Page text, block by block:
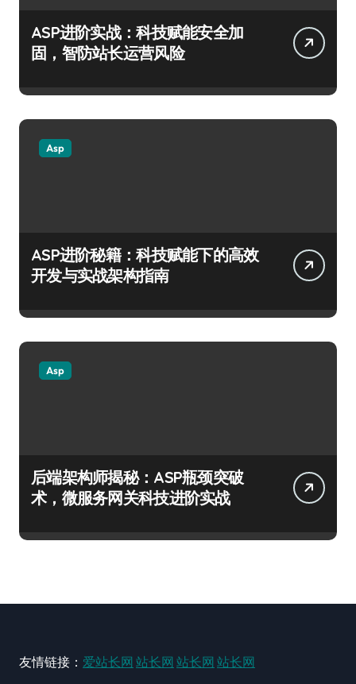
ASP进阶实战：科技赋能安全加
固，智防站长运营风险
Asp
ASP进阶秘籍：科技赋能下的高效
开发与实战架构指南
Asp
后端架构师揭秘：ASP瓶颈突破
术，微服务网关科技进阶实战
友情链接： 爱站长网 站长网 站长网 站长网